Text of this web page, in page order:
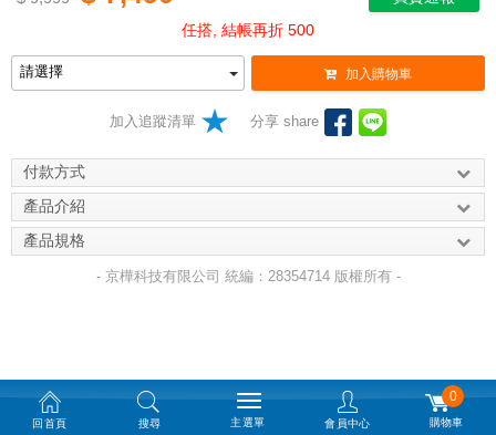
任搭, 結帳再折 500
加入購物車
加入追蹤清單 分享 share
付款方式
產品介紹
產品規格
- 京樺科技有限公司 統編：28354714 版權所有 -
回首頁 搜尋 主選單 會員中心
0
購物車